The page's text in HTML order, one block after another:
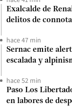
Exalcalde de
delitos de
hace 47 min
Sernac emite
escalada y
hace 52 min
Paso Los
en labores de